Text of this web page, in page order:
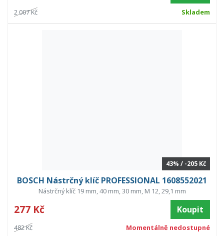
2 007 Kč Skladem
43% / -205 Kč
BOSCH Nástrčný klíč PROFESSIONAL 1608552021
Nástrčný klíč 19 mm, 40 mm, 30 mm, M 12, 29,1 mm
277 Kč Koupit
482 Kč Momentálně nedostupné